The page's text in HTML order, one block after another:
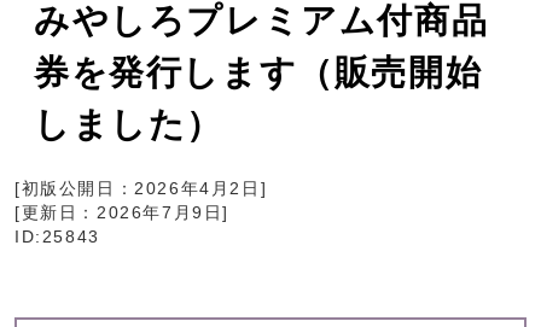
みやしろプレミアム付商品
券を発行します（販売開始
しました）
[初版公開日：2026年4月2日 ]
[更新日： 2026年7月9日]
ID:25843